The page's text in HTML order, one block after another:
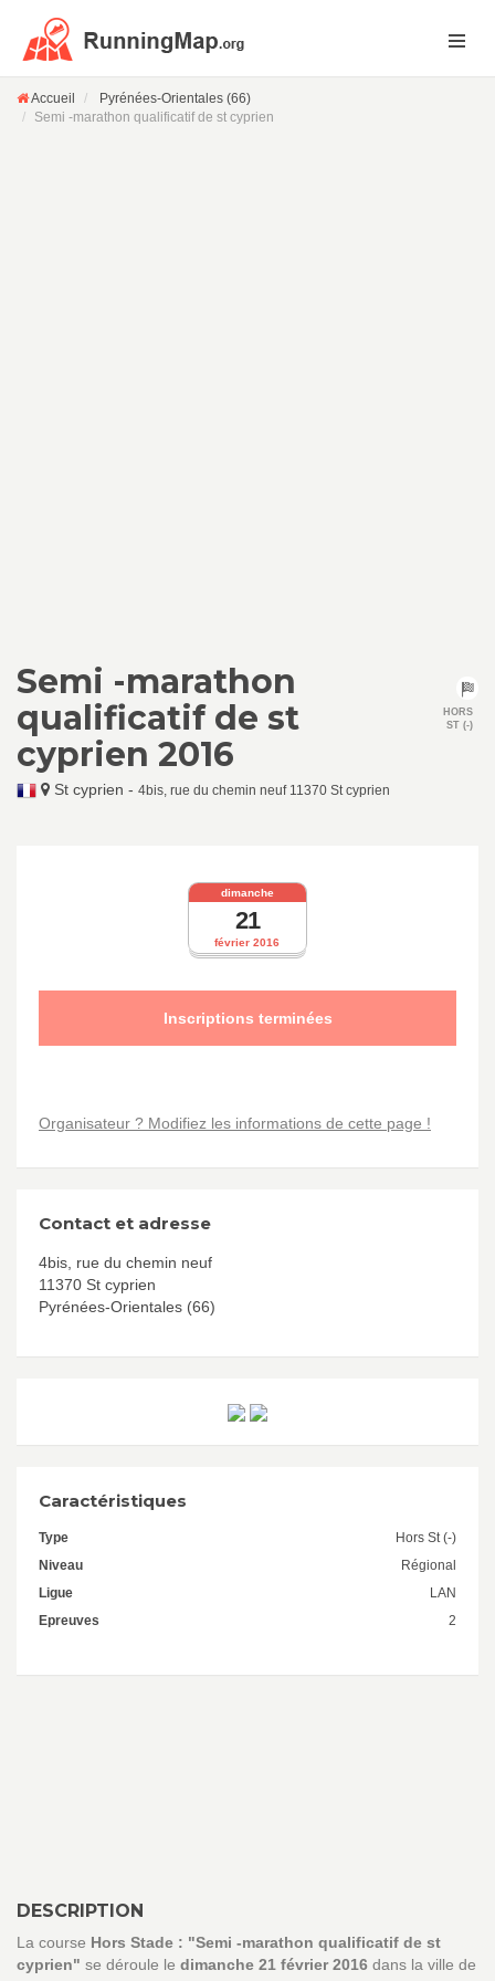
Accueil
Pyrénées-Orientales (66)
Semi -marathon qualificatif de st cyprien
Semi -marathon
qualificatif de st
cyprien 2016
St cyprien - 4bis, rue du chemin neuf 11370 St cyprien
HORS
ST (-)
février 2016
dimanche
21
Inscriptions terminées
Organisateur ? Modifiez les informations de cette page !
Contact et adresse
4bis, rue du chemin neuf
11370 St cyprien
Pyrénées-Orientales (66)
Caractéristiques
Type
Hors St (-)
Niveau
Régional
Ligue
LAN
Epreuves
2
DESCRIPTION
La course Hors Stade : "Semi -marathon qualificatif de st
cyprien" se déroule le dimanche 21 février 2016 dans la ville de